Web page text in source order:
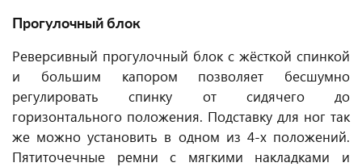
Прогулочный блок
Реверсивный прогулочный блок с жёсткой спинкой
и большим капором позволяет бесшумно
регулировать спинку от сидячего до
горизонтального положения. Подставку для ног так
же можно установить в одном из 4-х положений.
Пятиточечные ремни с мягкими накладками и